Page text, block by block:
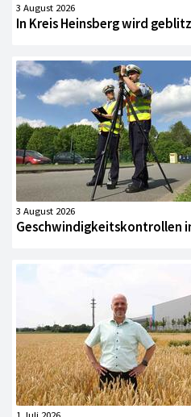
3 August 2026
In Kreis Heinsberg wird
3 August 2026
Geschwindigkeitskontrollen